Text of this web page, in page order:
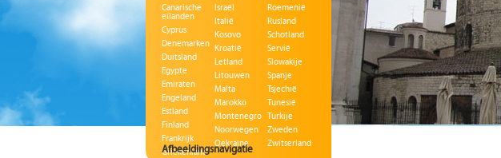
Canarische
eilanden
Cyprus
Denemarken
Duitsland
Egypte
Emiraten
Engeland
Estland
Finland
Frankrijk
Griekenland
Israël
Italië
Kosovo
Kroatië
Letland
Litouwen
Malta
Marokko
Montenegro
Noorwegen
Oekraïne
Roemenië
Rusland
Schotland
Servië
Slowakije
Spanje
Tsjechië
Tunesië
Turkije
Zweden
Zwitserland
Afbeeldingsnavigatie